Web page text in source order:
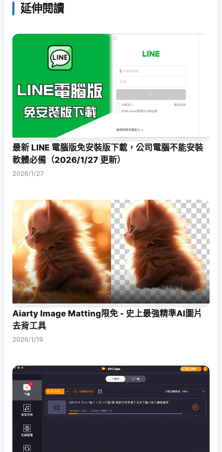
延伸閱讀
最新 LINE 電腦版免安裝版下載，公司電腦不能安裝
軟體必備（2026/1/27 更新）
2026/1/27
Aiarty Image Matting限免 - 史上最強精準AI圖片
去背工具
2026/1/19